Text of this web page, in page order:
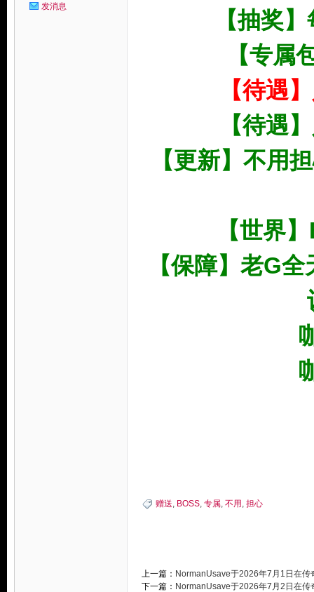
发消息
【抽奖
【专属
【待遇
【待遇
【更新】不用
【世界
【保障】老G
赠送, BOSS, 专属, 不用 , 担心
上一篇： NormanUsave于2026年7月1日在传
下一篇： NormanUsave于2026年7月2日在传